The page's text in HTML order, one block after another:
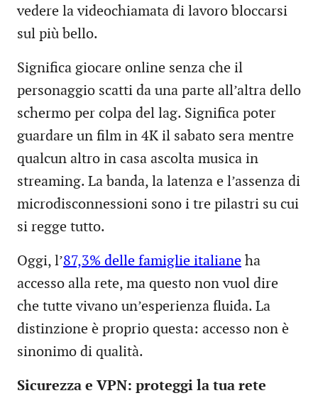
vedere la videochiamata di lavoro bloccarsi
sul più bello.
Significa giocare online senza che il
personaggio scatti da una parte all’altra dello
schermo per colpa del lag. Significa poter
guardare un film in 4K il sabato sera mentre
qualcun altro in casa ascolta musica in
streaming. La banda, la latenza e l’assenza di
microdisconnessioni sono i tre pilastri su cui
si regge tutto.
Oggi, l’87,3% delle famiglie italiane ha
accesso alla rete, ma questo non vuol dire
che tutte vivano un’esperienza fluida. La
distinzione è proprio questa: accesso non è
sinonimo di qualità.
Sicurezza e VPN: proteggi la tua rete